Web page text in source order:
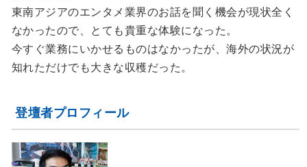
東南アジアのエンタメ業界のお話を聞く機会が現状全く
なかったので、とても貴重な体験になった。
今すぐ業務にいかせるものはなかったが、海外の状況が
知れただけでも大きな収穫だった。
登壇者プロフィール